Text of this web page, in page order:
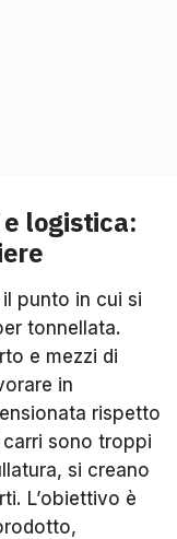
logistica:
il punto in cui si
tonnellata.
e mezzi di
in
rispetto
sono troppi
si creano
L’obiettivo è